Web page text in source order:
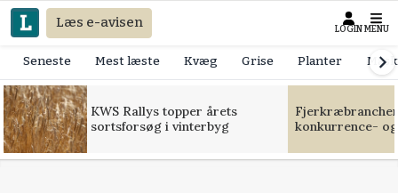
Læs e-avisen LOGIN MENU
Seneste Mest læste Kvæg Grise Planter
KWS Rallys topper årets
sortsforsøg i vinterbyg
konkurrence-